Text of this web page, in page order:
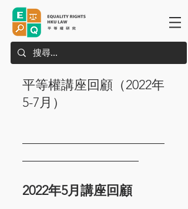
平等權講座回顧（2022年
5-7月）
2022年5月講座回顧